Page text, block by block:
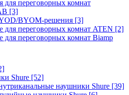
для переговорных комнат
[3]
BYOM-решения [3]
для переговорных комнат ATEN [2]
для переговорных комнат Biamp
Shure [52]
наушники Shure [39]